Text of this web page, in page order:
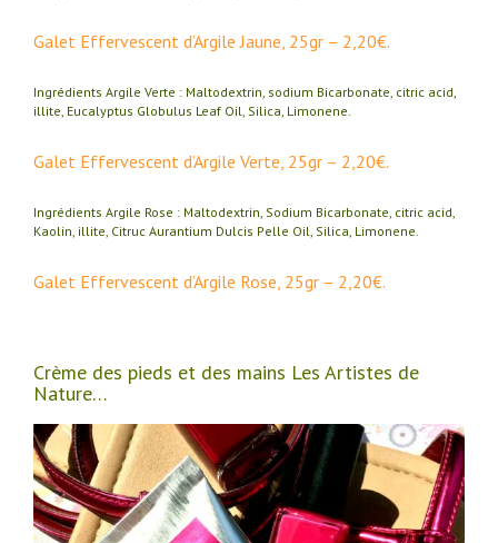
Galet Effervescent d’Argile Jaune, 25gr – 2,20€.
Ingrédients Argile Verte : Maltodextrin, sodium Bicarbonate, citric acid,
illite, Eucalyptus Globulus Leaf Oil, Silica, Limonene.
Galet Effervescent d’Argile Verte, 25gr – 2,20€.
Ingrédients Argile Rose : Maltodextrin, Sodium Bicarbonate, citric acid,
Kaolin, illite, Citruc Aurantium Dulcis Pelle Oil, Silica, Limonene.
Galet Effervescent d’Argile Rose, 25gr – 2,20€.
Crème des pieds et des mains Les Artistes de
Nature…